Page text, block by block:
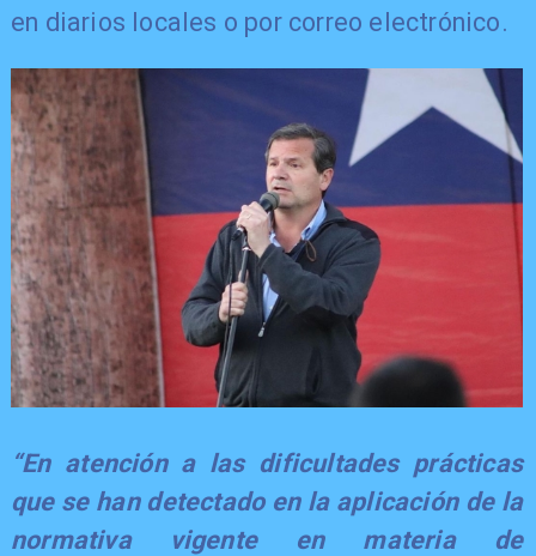
en diarios locales o por correo electrónico.
“En atención a las dificultades prácticas
que se han detectado en la aplicación de la
normativa vigente en materia de